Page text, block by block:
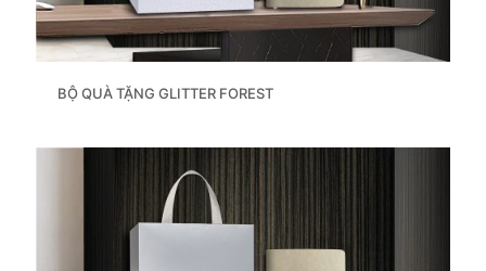
BỘ QUÀ TẶNG GLITTER FOREST